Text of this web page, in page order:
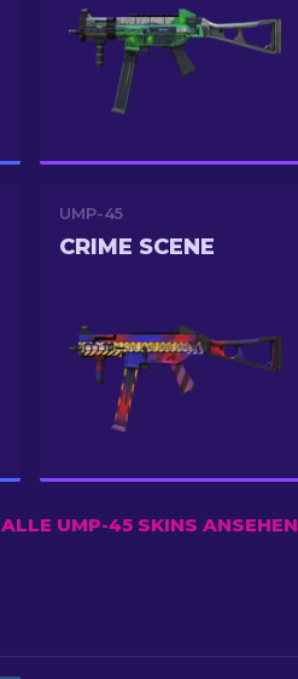
UMP-45
CRIME SCENE
ALLE UMP-45 SKINS ANSEHEN